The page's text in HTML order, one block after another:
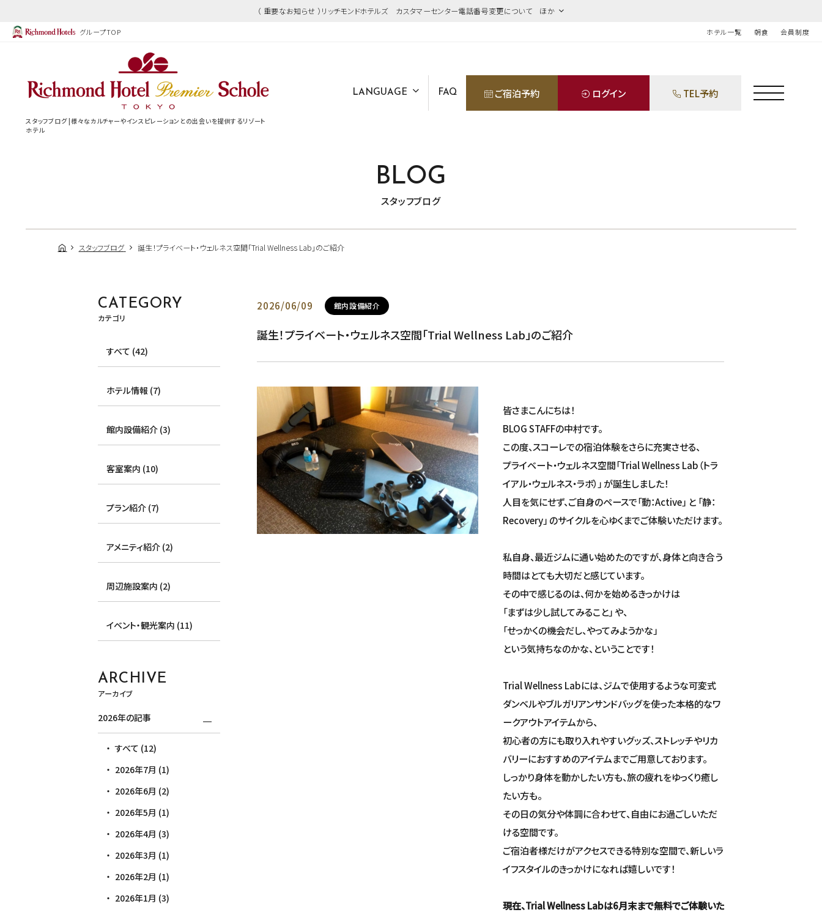
（ 重要なお知らせ ）リッチモンドホテルズ カスタマーセンター電話番号変更について ほか
グループTOP ホテル一覧 朝食 会員制度
スタッフブログ |様々なカルチャーやインスピレーションとの出会いを提供するリゾート
ホテル
LANGUAGE FAQ ご宿泊予約 ログイン TEL予約
BLOG
スタッフブログ
スタッフブログ 誕生！プライベート・ウェルネス空間「Trial Wellness Lab」のご紹介
2026/06/09 館内設備紹介
誕生！プライベート・ウェルネス空間「Trial Wellness Lab」のご紹介
皆さまこんにちは！
BLOG STAFFの中村です。
この度、スコーレでの宿泊体験をさらに充実させる、
プライベート・ウェルネス空間「Trial Wellness Lab（トラ
イアル・ウェルネス・ラボ）」 が誕生しました！
人目を気にせず、ご自身のペースで「動：Active」 と 「静：
Recovery」 のサイクルを心ゆくまでご体験いただけます。
私自身、最近ジムに通い始めたのですが、身体と向き合う
時間はとても大切だと感じています。
その中で感じるのは、何かを始めるきっかけは
「まずは少し試してみること」 や、
「せっかくの機会だし、やってみようかな」
という気持ちなのかな、ということです！
Trial Wellness Labには、ジムで使用するような可変式
ダンベルやブルガリアンサンドバッグを使った本格的なワ
ークアウトアイテムから、
初心者の方にも取り入れやすいグッズ、ストレッチやリカ
バリーにおすすめのアイテムまでご用意しております。
しっかり身体を動かしたい方も、旅の疲れをゆっくり癒し
たい方も。
その日の気分や体調に合わせて、自由にお過ごしいただ
ける空間です。
ご宿泊者様だけがアクセスできる特別な空間で、新しいラ
イフスタイルのきっかけになれば嬉しいです！
現在、Trial Wellness Labは6月末まで無料でご体験いた
CATEGORY
カテゴリ
すべて (42)
ホテル情報 (7)
館内設備紹介 (3)
客室案内 (10)
プラン紹介 (7)
アメニティ紹介 (2)
周辺施設案内 (2)
イベント・観光案内 (11)
ARCHIVE
アーカイブ
2026年の記事
すべて (12)
2026年7月 (1)
2026年6月 (2)
2026年5月 (1)
2026年4月 (3)
2026年3月 (1)
2026年2月 (1)
2026年1月 (3)